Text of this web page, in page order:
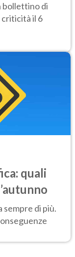
bollettino di
criticità il 6
quali
sempre di più.